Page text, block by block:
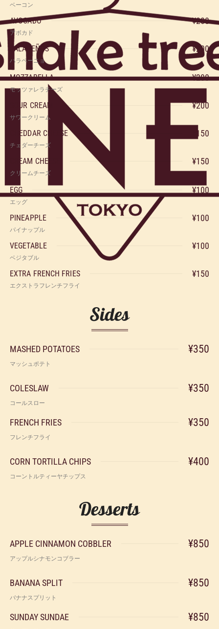
ベーコン
AVOCADO ¥200
アボカド
JALAPEÑOS ¥200
ハラペーニョ
MOZZARELLA ¥200
モッツァレラチーズ
SOUR CREAM ¥200
サワークリーム
CHEDDAR CHEESE ¥150
チェダーチーズ
CREAM CHEESE ¥150
クリームチーズ
EGG ¥100
エッグ
PINEAPPLE ¥100
パイナップル
VEGETABLE ¥100
ベジタブル
EXTRA FRENCH FRIES ¥150
エクストラフレンチフライ
Sides
MASHED POTATOES ¥350
マッシュポテト
COLESLAW ¥350
コールスロー
FRENCH FRIES ¥350
フレンチフライ
CORN TORTILLA CHIPS ¥400
コーントルティーヤチップス
Desserts
APPLE CINNAMON COBBLER ¥850
アップルシナモンコブラー
BANANA SPLIT ¥850
バナナスプリット
SUNDAY SUNDAE ¥850